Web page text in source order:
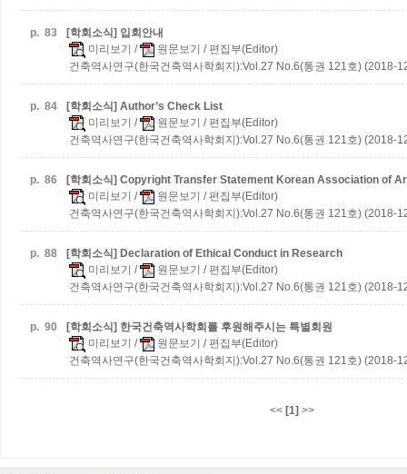
p. 83
[학회소식] 입회안내
미리보기 / 원문보기 / 편집부(Editor)
건축역사연구(한국건축역사학회지):Vol.27 No.6(통권 121호) (2018-
p. 84
[학회소식] Author’s Check List
미리보기 / 원문보기 / 편집부(Editor)
건축역사연구(한국건축역사학회지):Vol.27 No.6(통권 121호) (2018-
p. 86
[학회소식] Copyright Transfer Statement Korean Association of
미리보기 / 원문보기 / 편집부(Editor)
건축역사연구(한국건축역사학회지):Vol.27 No.6(통권 121호) (2018-
p. 88
[학회소식] Declaration of Ethical Conduct in Research
미리보기 / 원문보기 / 편집부(Editor)
건축역사연구(한국건축역사학회지):Vol.27 No.6(통권 121호) (2018-
p. 90
[학회소식] 한국건축역사학회를 후원해주시는 특별회원
미리보기 / 원문보기 / 편집부(Editor)
건축역사연구(한국건축역사학회지):Vol.27 No.6(통권 121호) (2018-
<< [1] >>